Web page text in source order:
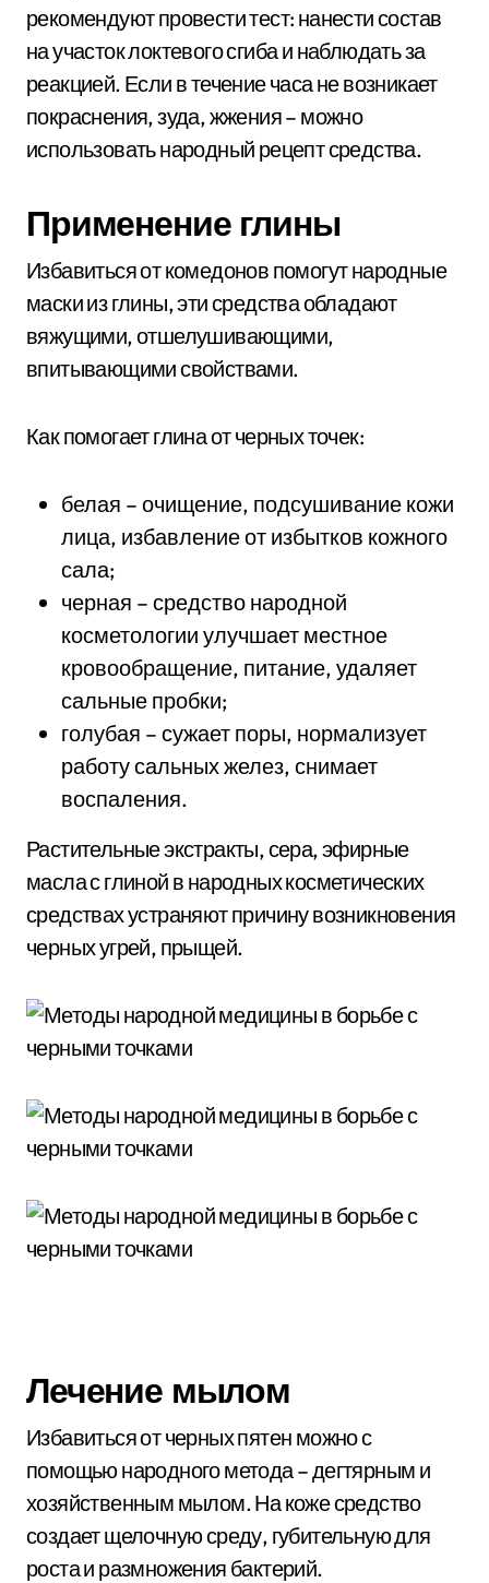
рекомендуют провести тест: нанести состав
на участок локтевого сгиба и наблюдать за
реакцией. Если в течение часа не возникает
покраснения, зуда, жжения – можно
использовать народный рецепт средства.
Применение глины
Избавиться от комедонов помогут народные
маски из глины, эти средства обладают
вяжущими, отшелушивающими,
впитывающими свойствами.
Как помогает глина от черных точек:
белая – очищение, подсушивание кожи
лица, избавление от избытков кожного
сала;
черная – средство народной
косметологии улучшает местное
кровообращение, питание, удаляет
сальные пробки;
голубая – сужает поры, нормализует
работу сальных желез, снимает
воспаления.
Растительные экстракты, сера, эфирные
масла с глиной в народных косметических
средствах устраняют причину возникновения
черных угрей, прыщей.
Лечение мылом
Избавиться от черных пятен можно с
помощью народного метода – дегтярным и
хозяйственным мылом. На коже средство
создает щелочную среду, губительную для
роста и размножения бактерий.